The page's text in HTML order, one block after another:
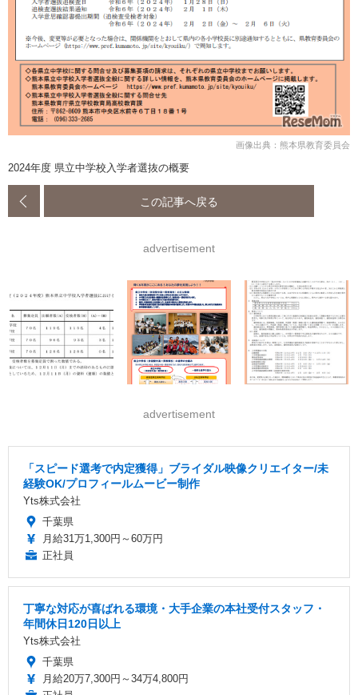
画像出典：熊本県教育委員会
2024年度 県立中学校入学者選抜の概要
この記事へ戻る
advertisement
advertisement
「スピード選考で内定獲得」ブライダル映像クリエイター/未
経験OK/プロフィールムービー制作
Yts株式会社
千葉県
月給31万1,300円～60万円
正社員
丁寧な対応が喜ばれる環境・大手企業の本社受付スタッフ・
年間休日120日以上
Yts株式会社
千葉県
月給20万7,300円～34万4,800円